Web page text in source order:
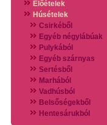
Előételek
Húsételek
Csirkéből
Egyéb négylábúak
Pulykából
Egyéb szárnyas
Sertésből
Marhából
Vadhúsból
Belsőségekből
Hentesárukból